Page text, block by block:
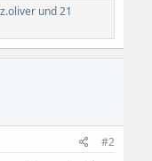
und 21
#2